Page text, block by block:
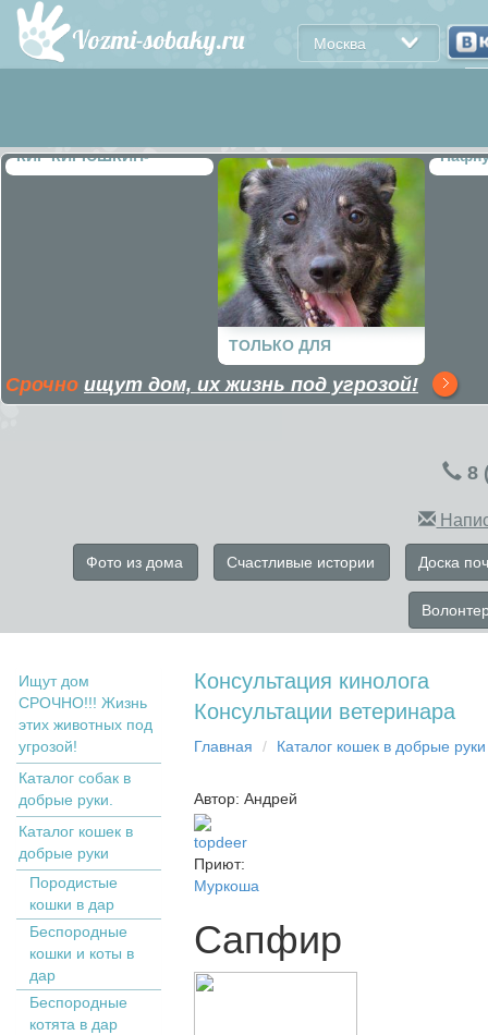
Москва
КИР КИРЮШКИН-
ТОЛЬКО ДЛЯ
ЖЕНЩИН!!!
Срочно ищут дом, их жизнь под угрозой!
8
Фото из дома Счастливые истории Доска
Ищут дом
СРОЧНО!!! Жизнь
этих животных под
угрозой!
Каталог собак в
добрые руки.
Кaтaлoг кoшек в
дoбрыe рyки
Пopoдистыe
кoшки в дaр
Бecпopoдныe
кoшки и коты в
дap
Беспородные
котята в дар
Консультация кинолога
Консультации ветеринара
Главная Кaтaлoг кoшек в дoбрыe рyки
Автор: Андрей
topdeer
Приют:
Муркоша
Сапфир